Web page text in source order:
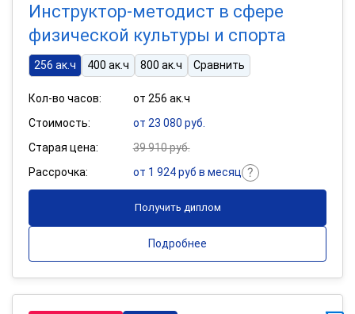
Инструктор-методист в сфере
физической культуры и спорта
256 ак.ч 400 ак.ч 800 ак.ч Сравнить
Кол-во часов:
от 256 ак.ч
Стоимость:
от 23 080 руб.
Старая цена:
39 910 руб.
Рассрочка:
от 1 924 руб в месяц
Получить диплом
Подробнее